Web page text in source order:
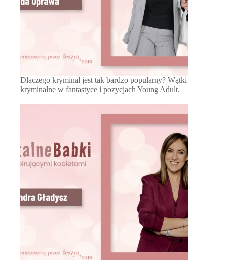
Dlaczego kryminał jest tak bardzo popularny? Wątki
kryminalne w fantastyce i pozycjach Young Adult.